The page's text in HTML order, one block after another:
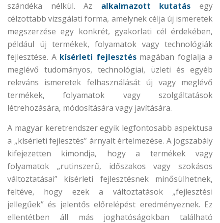
szándéka nélkül. Az alkalmazott kutatás egy
célzottabb vizsgálati forma, amelynek célja új ismeretek
megszerzése egy konkrét, gyakorlati cél érdekében,
például új termékek, folyamatok vagy technológiák
fejlesztése. A kísérleti fejlesztésmagában foglalja a
meglévő tudományos, technológiai, üzleti és egyéb
releváns ismeretek felhasználását új vagy meglévő
termékek, folyamatok vagy szolgáltatások
létrehozására, módosítására vagy javítására.
A magyar keretrendszer egyik legfontosabb aspektusa
a „kísérleti fejlesztés” árnyalt értelmezése. A jogszabály
kifejezetten kimondja, hogy a termékek vagy
folyamatok „rutinszerű, időszakos vagy szokásos
változtatásai” kísérleti fejlesztésnek minősülhetnek,
feltéve, hogy ezek a változtatások „fejlesztési
jellegűek” és jelentős előrelépést eredményeznek. Ez
ellentétben áll más joghatóságokban található